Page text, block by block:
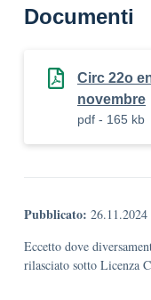
Documenti
Circ 22o
novembre
pdf - 165 kb
Pubblicato: 26.11.2024
Eccetto dove
rilasciato sotto Licenza